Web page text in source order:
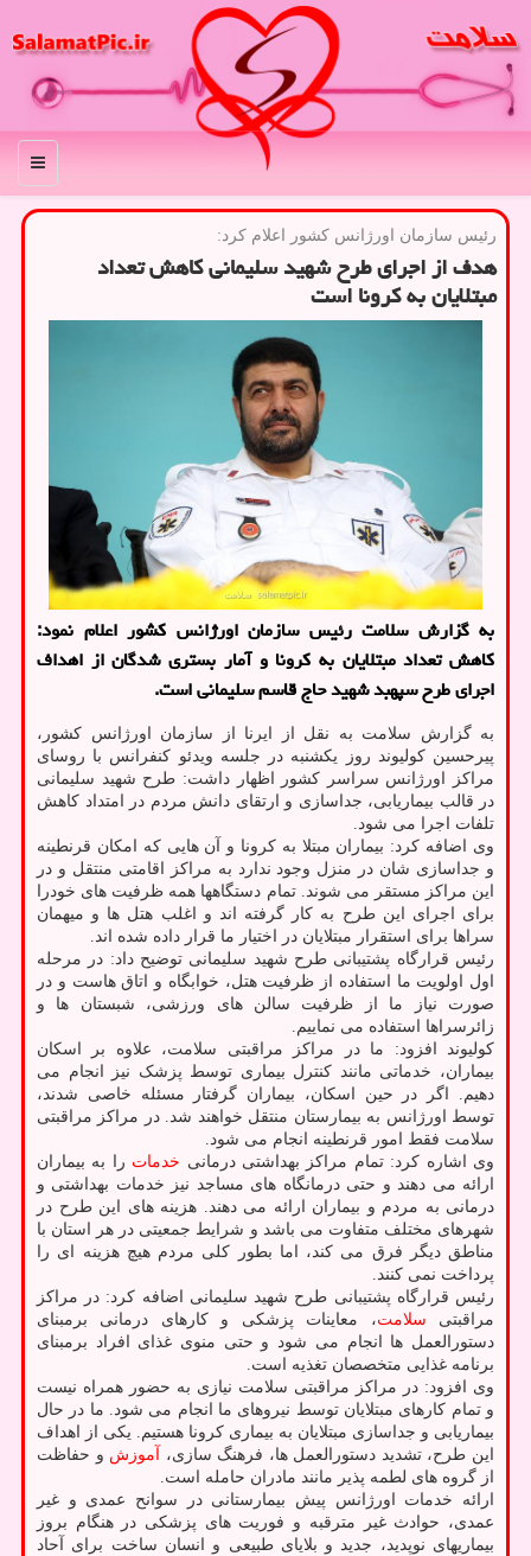
منو
رئیس سازمان اورژانس كشور اعلام كرد:
هدف از اجرای طرح شهید سلیمانی كاهش تعداد
مبتلایان به كرونا است
به گزارش سلامت رئیس سازمان اورژانس کشور اعلام نمود:
کاهش تعداد مبتلایان به کرونا و آمار بستری شدگان از اهداف
اجرای طرح سپهبد شهید حاج قاسم سلیمانی است.
به گزارش سلامت به نقل از ایرنا از سازمان اورژانس کشور،
پیرحسین کولیوند روز یکشنبه در جلسه ویدئو کنفرانس با روسای
مراکز اورژانس سراسر کشور اظهار داشت: طرح شهید سلیمانی
در قالب بیماریابی، جداسازی و ارتقای دانش مردم در امتداد کاهش
تلفات اجرا می شود.
وی اضافه کرد: بیماران مبتلا به کرونا و آن هایی که امکان قرنطینه
و جداسازی شان در منزل وجود ندارد به مراکز اقامتی منتقل و در
این مراکز مستقر می شوند. تمام دستگاهها همه ظرفیت های خودرا
برای اجرای این طرح به کار گرفته اند و اغلب هتل ها و میهمان
سراها برای استقرار مبتلایان در اختیار ما قرار داده شده اند.
رئیس قرارگاه پشتیبانی طرح شهید سلیمانی توضیح داد: در مرحله
اول اولویت ما استفاده از ظرفیت هتل، خوابگاه و اتاق هاست و در
صورت نیاز ما از ظرفیت سالن های ورزشی، شبستان ها و
زائرسراها استفاده می نماییم.
کولیوند افزود: ما در مراکز مراقبتی سلامت، علاوه بر اسکان
بیماران، خدماتی مانند کنترل بیماری توسط پزشک نیز انجام می
دهیم. اگر در حین اسکان، بیماران گرفتار مسئله خاصی شدند،
توسط اورژانس به بیمارستان منتقل خواهند شد. در مراکز مراقبتی
سلامت فقط امور قرنطینه انجام می شود.
وی اشاره کرد: تمام مراکز بهداشتی درمانی خدمات را به بیماران
ارائه می دهند و حتی درمانگاه های مساجد نیز خدمات بهداشتی و
درمانی به مردم و بیماران ارائه می دهند. هزینه های این طرح در
شهرهای مختلف متفاوت می باشد و شرایط جمعیتی در هر استان با
مناطق دیگر فرق می کند، اما بطور کلی مردم هیچ هزینه ای را
پرداخت نمی کنند.
رئیس قرارگاه پشتیبانی طرح شهید سلیمانی اضافه کرد: در مراکز
مراقبتی سلامت، معاینات پزشکی و کارهای درمانی برمبنای
دستورالعمل ها انجام می شود و حتی منوی غذای افراد برمبنای
برنامه غذایی متخصصان تغذیه است.
وی افزود: در مراکز مراقبتی سلامت نیازی به حضور همراه نیست
و تمام کارهای مبتلایان توسط نیروهای ما انجام می شود. ما در حال
بیماریابی و جداسازی مبتلایان به بیماری کرونا هستیم. یکی از اهداف
این طرح، تشدید دستورالعمل ها، فرهنگ سازی،
آموزش و حفاظت
از گروه های لطمه پذیر مانند مادران حامله است.
ارائه خدمات اورژانس پیش بیمارستانی در سوانح عمدی و غیر
عمدی، حوادث غیر مترقبه و فوریت های پزشکی در هنگام بروز
بیماریهای نوپدید، جدید و بلایای طبیعی و انسان ساخت برای آحاد